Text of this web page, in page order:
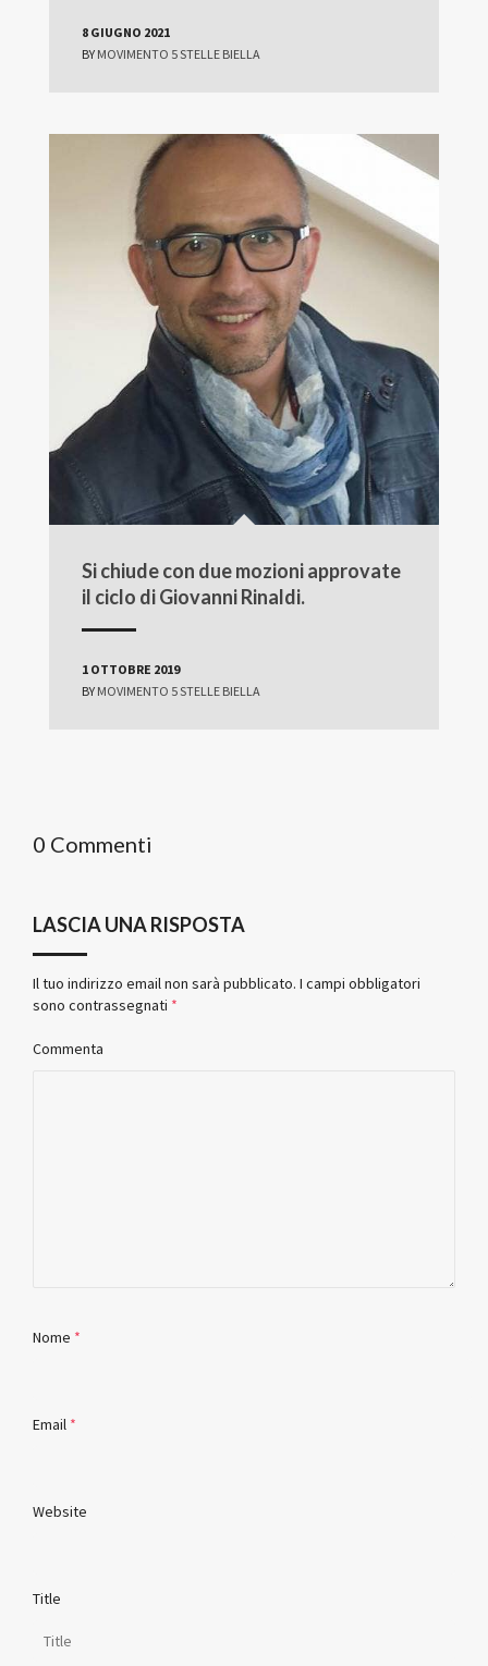
8 GIUGNO 2021
BY MOVIMENTO 5 STELLE BIELLA
Si chiude con due mozioni approvate
il ciclo di Giovanni Rinaldi.
1 OTTOBRE 2019
BY MOVIMENTO 5 STELLE BIELLA
0 Commenti
LASCIA UNA RISPOSTA
Il tuo indirizzo email non sarà pubblicato. I campi obbligatori
sono contrassegnati *
Commenta
Nome *
Email *
Website
Title